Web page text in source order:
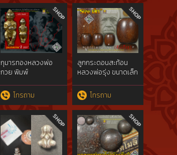
กุมารทองหลวงพ่อ
กวย พิมพ์
Kuai]โทรถาม
ลูกกระดอนสะท้อน
หลวงพ่อรุ่ง ขนาดเล็ก
Kradon LP. Rung]
โทรถาม